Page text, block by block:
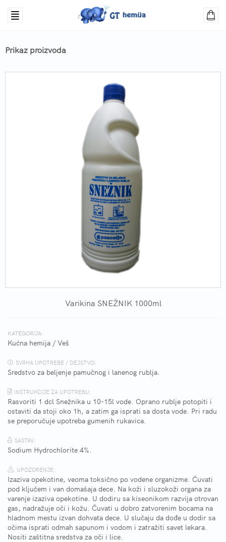
Prikaz proizvoda
Varikina SNEŽNIK 1000ml
KATEGORIJA:
Kućna hemija / Veš
SVRHA UPOTREBE / DEJSTVO:
Sredstvo za beljenje pamučnog i lanenog rublja.
INSTRUKCIJE ZA UPOTREBU:
Rasvoriti 1 dcl Snežnika u 10-15l vode. Oprano rublje potopiti i
ostaviti da stoji oko 1h, a zatim ga isprati sa dosta vode. Pri radu
se preporučuje upotreba gumenih rukavica.
SASTAV:
Sodium Hydrochlorite 4%.
UPOZORENJE:
Izaziva opekotine, veoma toksično po vodene organizme. Čuvati
pod ključem i van domašaja dece. Na koži i sluzokoži organa za
varenje izaziva opekotine. U dodiru sa kiseonikom razvija otrovan
gas, nadražuje oči i kožu. Čuvati u dobro zatvorenim bocama na
hladnom mestu izvan dohvata dece. U slučaju da dođe u dodir sa
očima isprati odmah sapunom i vodom i zatražiti savet lekara.
Nositi zaštitna sredstva za oči i lice.